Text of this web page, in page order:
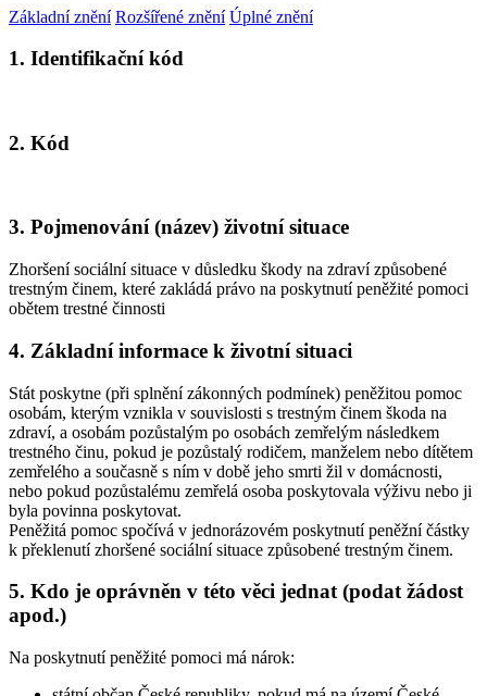
Základní znění Rozšířené znění Úplné znění
1. Identifikační kód
2. Kód
3. Pojmenování (název) životní situace
Zhoršení sociální situace v důsledku škody na zdraví způsobené
trestným činem, které zakládá právo na poskytnutí peněžité pomoci
obětem trestné činnosti
4. Základní informace k životní situaci
Stát poskytne (při splnění zákonných podmínek) peněžitou pomoc
osobám, kterým vznikla v souvislosti s trestným činem škoda na
zdraví, a osobám pozůstalým po osobách zemřelým následkem
trestného činu, pokud je pozůstalý rodičem, manželem nebo dítětem
zemřelého a současně s ním v době jeho smrti žil v domácnosti,
nebo pokud pozůstalému zemřelá osoba poskytovala výživu nebo ji
byla povinna poskytovat.
Peněžitá pomoc spočívá v jednorázovém poskytnutí peněžní částky
k překlenutí zhoršené sociální situace způsobené trestným činem.
5. Kdo je oprávněn v této věci jednat (podat žádost
apod.)
Na poskytnutí peněžité pomoci má nárok: